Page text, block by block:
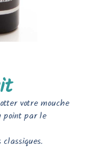
votre mouche
point par le